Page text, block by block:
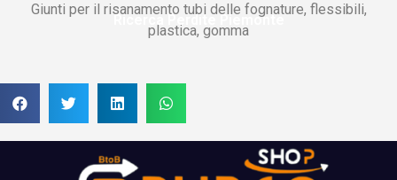
Giunti per il risanamento tubi delle fognature, flessibili,
plastica, gomma
Ricerca Perdite Piemonte